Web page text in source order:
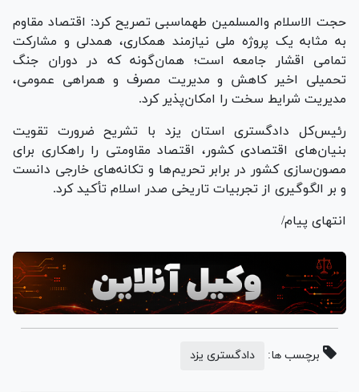
حجت الاسلام والمسلمین طهماسبی تصریح کرد: اقتصاد مقاوم
به مثابه یک پروژه ملی نیازمند همکاری، همدلی و مشارکت
تمامی اقشار جامعه است؛ همان‌گونه که در دوران جنگ
تحمیلی اخیر کاهش و مدیریت مصرف و همراهی عمومی،
مدیریت شرایط سخت را امکان‌پذیر کرد.
رئیس‌کل دادگستری استان یزد با تشریح ضرورت تقویت
بنیان‌های اقتصادی کشور، اقتصاد مقاومتی را راهکاری برای
مصون‌سازی کشور در برابر تحریم‌ها و تکانه‌های خارجی دانست
و بر الگوگیری از تجربیات تاریخی صدر اسلام تأکید کرد.
انتهای پیام/
برچسب ها: دادگستری یزد